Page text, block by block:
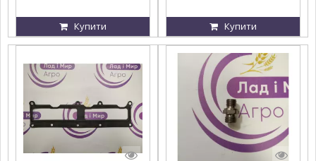
Купити Купити